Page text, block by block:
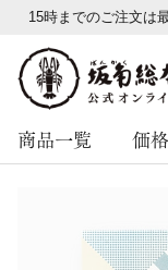
15時までのご注文は
商品一覧 価